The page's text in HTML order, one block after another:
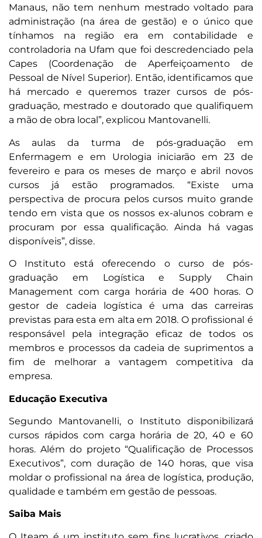
Manaus, não tem nenhum mestrado voltado para
administração (na área de gestão) e o único que
tínhamos na região era em contabilidade e
controladoria na Ufam que foi descredenciado pela
Capes (Coordenação de Aperfeiçoamento de
Pessoal de Nível Superior). Então, identificamos que
há mercado e queremos trazer cursos de pós-
graduação, mestrado e doutorado que qualifiquem
a mão de obra local”, explicou Mantovanelli.
As aulas da turma de pós-graduação em
Enfermagem e em Urologia iniciarão em 23 de
fevereiro e para os meses de março e abril novos
cursos já estão programados. “Existe uma
perspectiva de procura pelos cursos muito grande
tendo em vista que os nossos ex-alunos cobram e
procuram por essa qualificação. Ainda há vagas
disponíveis”, disse.
O Instituto está oferecendo o curso de pós-
graduação em Logística e Supply Chain
Management com carga horária de 400 horas. O
gestor de cadeia logística é uma das carreiras
previstas para esta em alta em 2018. O profissional é
responsável pela integração eficaz de todos os
membros e processos da cadeia de suprimentos a
fim de melhorar a vantagem competitiva da
empresa.
Educação Executiva
Segundo MantovanelIi, o Instituto disponibilizará
cursos rápidos com carga horária de 20, 40 e 60
horas. Além do projeto “Qualificação de Processos
Executivos”, com duração de 140 horas, que visa
moldar o profissional na área de logística, produção,
qualidade e também em gestão de pessoas.
Saiba Mais